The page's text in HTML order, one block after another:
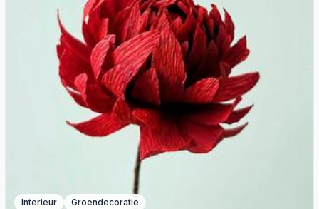
Interieur Groendecoratie